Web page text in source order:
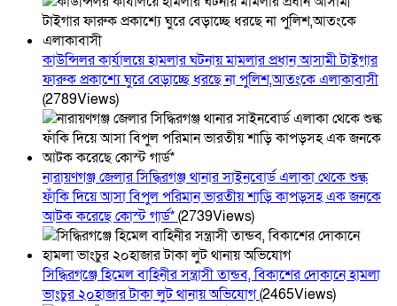
কাউন্সিলর কার্যালয়ে হামলার ঘটনায় মামলার প্রধান আসামী টাইগার
ফারুক প্রকাশ্যে ঘুরে বেড়াচ্ছে ধরছে না পুলিশ,আতংকে এলাকাবাসী
(2789Views)
নারায়ণগঞ্জ জেলার সিদ্ধিরগঞ্জ থানার সাইনবোর্ড এলাকা থেকে শুল্ক
ফাঁকি দিয়ে আসা বিপুল পরিমান ভারতীয় শাড়ি কাপড়সহ এক জনকে
আটক করেছে কোস্ট গার্ড*(2739Views)
সিদ্ধিরগঞ্জে হিমেল বাহিনীর সন্ত্রাসী তান্ডব, বিকাশের দোকানে হামলা
ভাংচুর ২০হাজার টাকা লুট থানায় অভিযোগ(2465Views)